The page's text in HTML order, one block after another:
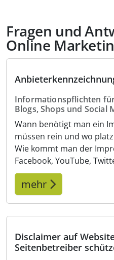
Fragen und
Online
Informationspflichten
Blogs, Shops und Social
Wann benötigt man ein
müssen rein und wo
Wie kommt man der
Facebook, YouTube,
mehr
Disclaimer auf
Seitenbetreiber